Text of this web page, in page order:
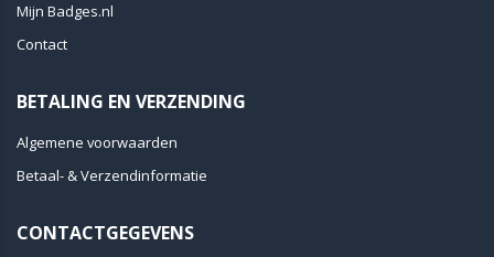
Mijn Badges.nl
Contact
BETALING EN VERZENDING
Algemene voorwaarden
Betaal- & Verzendinformatie
CONTACTGEGEVENS